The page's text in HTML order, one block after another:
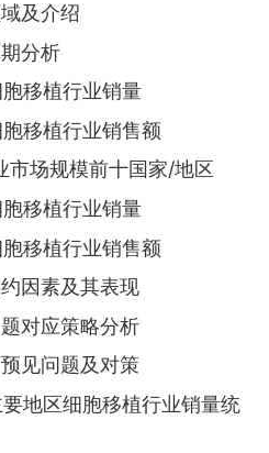
及介绍
分析
移植行业销量
移植行业销售额
市场规模前十国家/地区
移植行业销量
移植行业销售额
因素及其表现
对应策略分析
见问题及对策
地区细胞移植行业销量统